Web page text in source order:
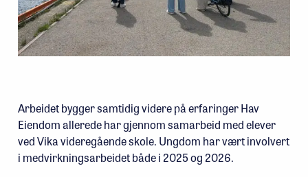
Arbeidet bygger samtidig videre på erfaringer Hav
Eiendom allerede har gjennom samarbeid med elever
ved Vika videregående skole. Ungdom har vært involvert
i medvirkningsarbeidet både i 2025 og 2026.